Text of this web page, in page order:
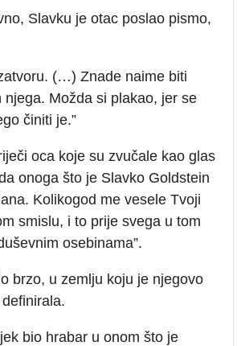
Slavku je otac poslao pismo,
(…) Znade naime biti
Možda si plakao, jer se
činiti je.”
oca koje su zvučale kao glas
onoga što je Slavko Goldstein
Kolikogod me vesele Tvoji
smislu, i to prije svega u tom
osebinama”.
brzo, u zemlju koju je njegovo
bio hrabar u onom što je